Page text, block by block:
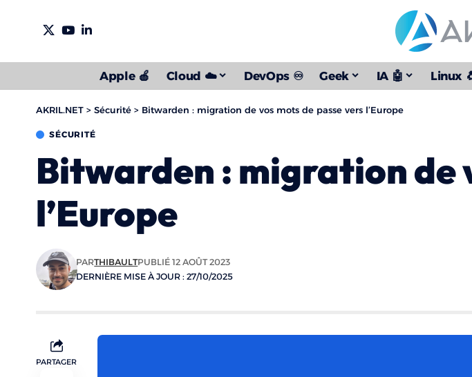
Apple 🍎 Cloud ☁️ DevOps ♾️ Geek IA 🤖 Linux
AKRIL.NET > Sécurité > Bitwarden : migration de vos mots de passe vers l’Europe
SÉCURITÉ
Bitwarden : migration de
l’Europe
DERNIÈRE MISE À JOUR : 27/10/2025
PARTHIBAULTPUBLIÉ 12 AOÛT 2023
PARTAGER